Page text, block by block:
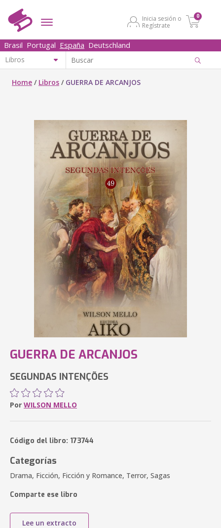
Inicia sesión o
Regístrate
0
Brasil Portugal España Deutschland
Home / Libros / GUERRA DE ARCANJOS
GUERRA DE ARCANJOS
SEGUNDAS INTENÇÕES
Por WILSON MELLO
Código del libro: 173744
Categorías
Drama, Ficción, Ficción y Romance, Terror, Sagas
Comparte ese libro
Lee un extracto